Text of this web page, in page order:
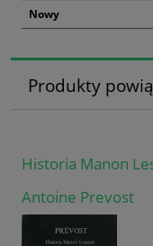
Nowy
Produkty
Historia Manon
Antoine Prevost